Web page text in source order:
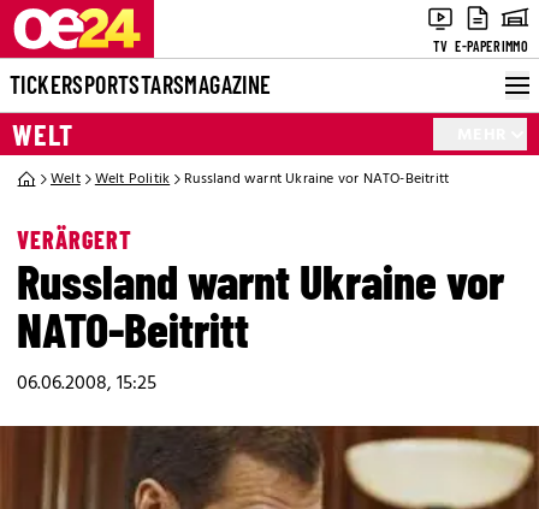
TV E-PAPERIMMO
TICKERSPORTSTARSMAGAZINE
WELT
Welt Welt Politik Russland warnt Ukraine vor NATO-Beitritt
VERÄRGERT
Russland warnt Ukraine vor
NATO-Beitritt
06.06.2008, 15:25